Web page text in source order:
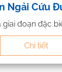
Ngải Cứu
giai đoạn đặc
Chi tiết